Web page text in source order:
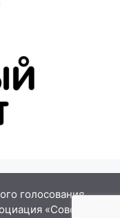
голосования
«Совет